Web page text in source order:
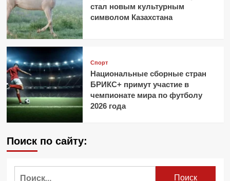
стал новым культурным
символом Казахстана
Спорт
Национальные сборные стран
БРИКС+ примут участие в
чемпионате мира по футболу
2026 года
Поиск по сайту: